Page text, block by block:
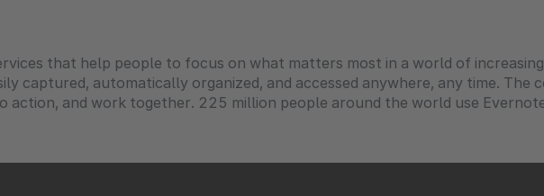
that help people to focus on what matters most in a world of
captured, automatically organized, and accessed anywhere, any time. The
action, and work together. 225 million people around the world use